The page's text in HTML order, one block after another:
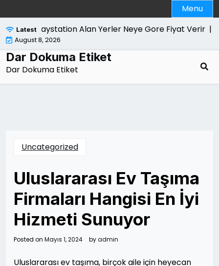
to
content
Menu
Latest
Playstation Alan Yerler Neye Gore Fiyat Verir |
August 8, 2026
Dar Dokuma Etiket
Dar Dokuma Etiket
Uncategorized
Uluslararası Ev Taşıma
Firmaları Hangisi En İyi
Hizmeti Sunuyor
Posted on Mayıs 1, 2024 byadmin
Uluslararası ev taşıma, birçok aile için heyecan